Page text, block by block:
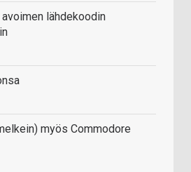
lähdekoodin
myös Commodore